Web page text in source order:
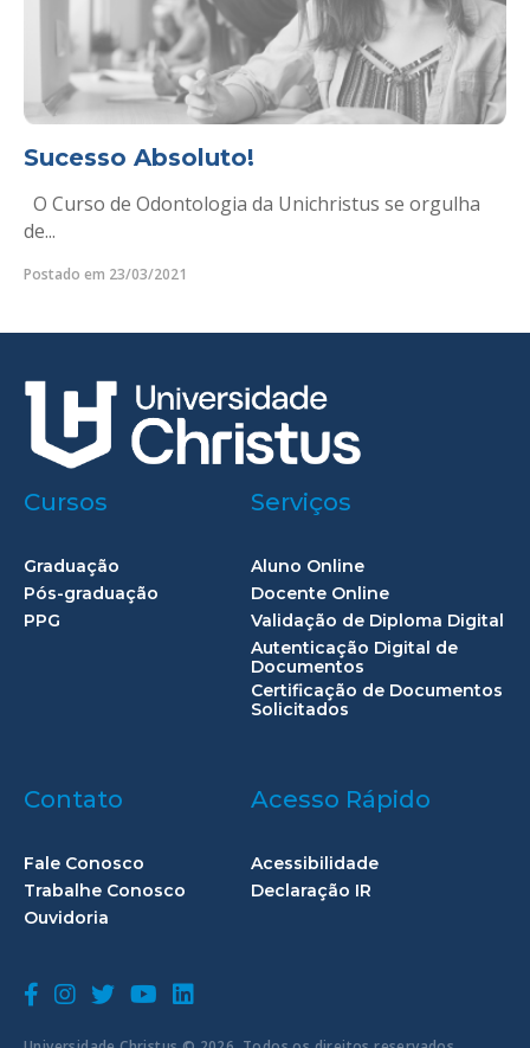
Sucesso Absoluto!
O Curso de Odontologia da Unichristus se orgulha
de...
Postado em 23/03/2021
Cursos
Graduação
Pós-graduação
PPG
Serviços
Aluno Online
Docente Online
Validação de Diploma Digital
Autenticação Digital de
Documentos
Certificação de Documentos
Solicitados
Contato
Fale Conosco
Trabalhe Conosco
Ouvidoria
Acesso Rápido
Acessibilidade
Declaração IR